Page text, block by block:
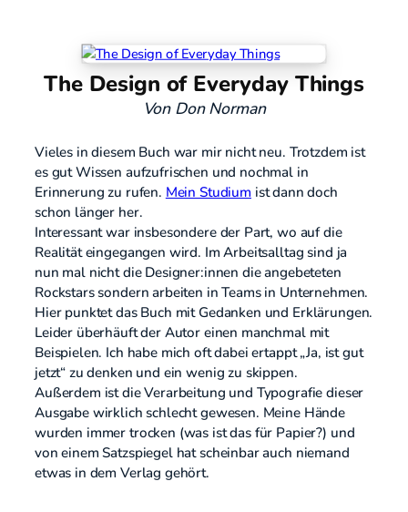
The Design of Everyday Things
Von Don Norman
Vieles in diesem Buch war mir nicht neu. Trotzdem ist
es gut Wissen aufzufrischen und nochmal in
Erinnerung zu rufen. Mein Studium ist dann doch
schon länger her.
Interessant war insbesondere der Part, wo auf die
Realität eingegangen wird. Im Arbeitsalltag sind ja
nun mal nicht die Designer:innen die angebeteten
Rockstars sondern arbeiten in Teams in Unternehmen.
Hier punktet das Buch mit Gedanken und Erklärungen.
Leider überhäuft der Autor einen manchmal mit
Beispielen. Ich habe mich oft dabei ertappt „Ja, ist gut
jetzt“ zu denken und ein wenig zu skippen.
Außerdem ist die Verarbeitung und Typografie dieser
Ausgabe wirklich schlecht gewesen. Meine Hände
wurden immer trocken (was ist das für Papier?) und
von einem Satzspiegel hat scheinbar auch niemand
etwas in dem Verlag gehört.